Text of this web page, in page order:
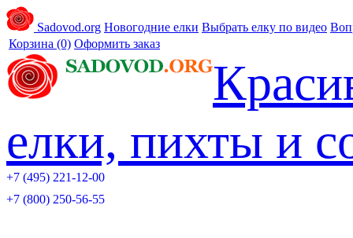
Sadovod.org Новогодние елки Выбрать елку по видео
Корзина (0) Оформить заказ
елки, пихты и
+7 (495) 221-12-00
+7 (800) 250-56-55